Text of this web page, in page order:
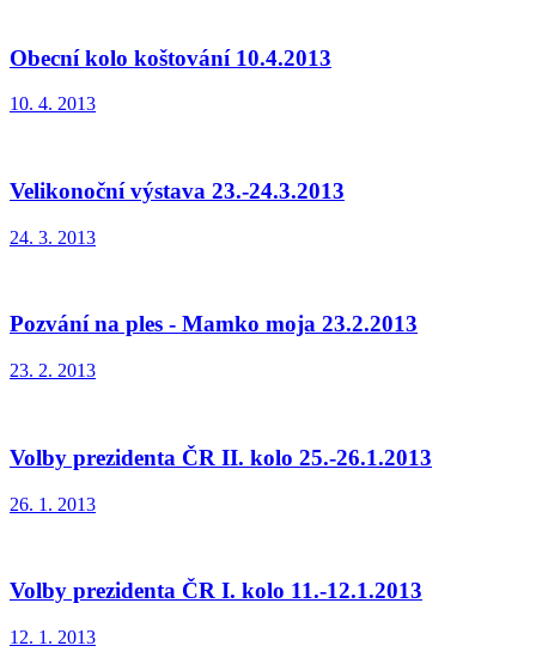
Obecní kolo koštování 10.4.2013
10. 4. 2013
Velikonoční výstava 23.-24.3.2013
24. 3. 2013
Pozvání na ples - Mamko moja 23.2.2013
23. 2. 2013
Volby prezidenta ČR II. kolo 25.-26.1.2013
26. 1. 2013
Volby prezidenta ČR I. kolo 11.-12.1.2013
12. 1. 2013